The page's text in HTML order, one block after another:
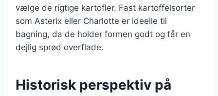
vælge de rigtige kartofler. Fast kartoffelsorter
som Asterix eller Charlotte er ideelle til
bagning, da de holder formen godt og får en
dejlig sprød overflade.
Historisk perspektiv på